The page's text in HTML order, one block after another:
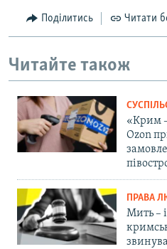
Поділитись Читати
Читайте також
«Крим
Ozon
ПРАВА
Мить –